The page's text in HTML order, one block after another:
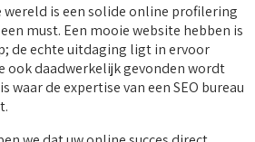
wereld is een solide online profilering
must. Een mooie website hebben is
de echte uitdaging ligt in ervoor
ook daadwerkelijk gevonden wordt
waar de expertise van een SEO bureau